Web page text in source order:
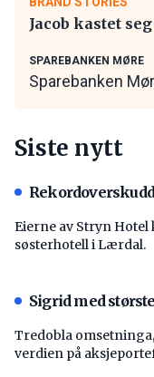
Jacob kastet
SPAREBANKEN MØRE
Sparebanken
Siste nytt
Eierne av Stryn Hotel
søsterhotell i Lærdal.
Sigrid med
Tredobla
verdien på